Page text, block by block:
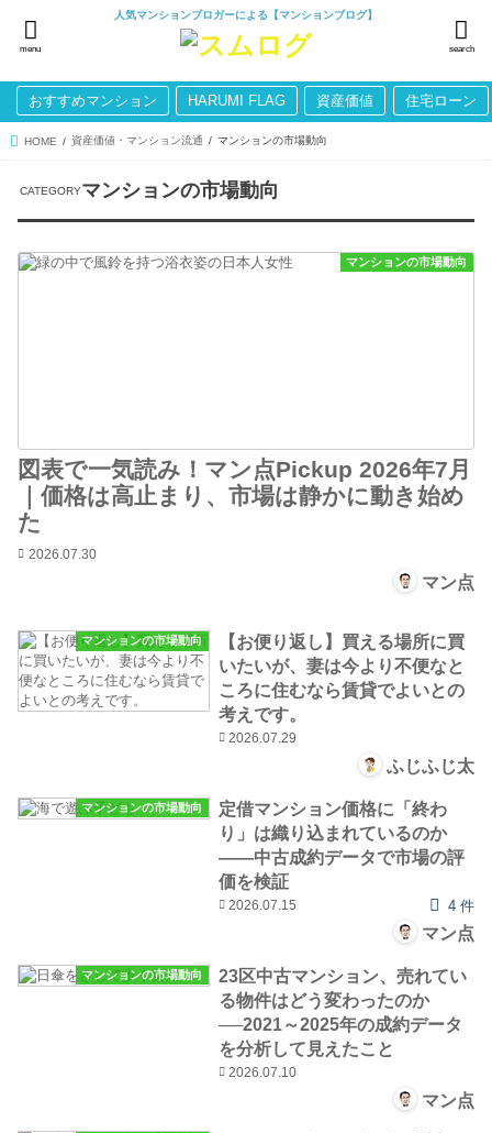
人気マンションブロガーによる【マンションブログ】
search
menu
おすすめマンション HARUMI FLAG 資産価値 住宅ローン
HOME 資産価値・マンション流通 マンションの市場動向
マンションの市場動向
マンションの市場動向
図表で一気読み！マン点Pickup 2026年7月
｜価格は高止まり、市場は静かに動き始め
た
2026.07.30
マン点
マンションの市場動向
【お便り返し】買える場所に買
いたいが、妻は今より不便なと
ころに住むなら賃貸でよいとの
考えです。
2026.07.29
ふじふじ太
マンションの市場動向
定借マンション価格に「終わ
り」は織り込まれているのか
――中古成約データで市場の評
価を検証
2026.07.15 4 件
マン点
マンションの市場動向
23区中古マンション、売れてい
る物件はどう変わったのか
──2021～2025年の成約データ
を分析して見えたこと
2026.07.10
マン点